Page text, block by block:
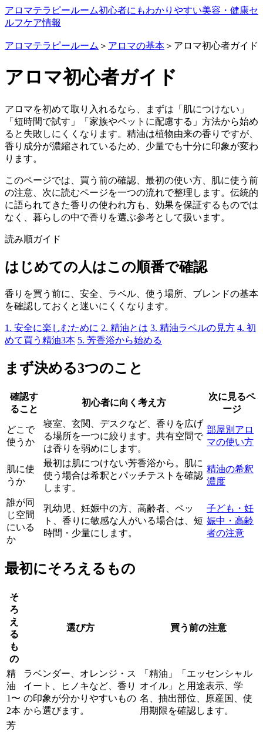
アロマテラピールーム初心者にもわかりやすい美容・健康セ
ルフケア情報
アロマテラピールーム ＞ アロマの基本 ＞アロマ初心者ガイド
アロマ初心者ガイド
アロマを初めて取り入れるなら、まずは「肌につけない」
「短時間で試す」「家族やペットに配慮する」方法から始め
ると失敗しにくくなります。精油は植物由来の香りですが、
香り成分が濃縮されているため、少量でも十分に印象が変わ
ります。
このページでは、買う前の確認、最初の使い方、肌に使う前
の注意、次に読むページを一つの流れで整理します。伝統的
に語られてきた香りの使われ方も、効果を保証するものでは
なく、暮らしの中で香りを選ぶ参考として扱います。
読み順ガイド
はじめての人はこの順番で確認
香りを買う前に、安全、ラベル、使う場所、ブレンドの基本
を確認しておくと迷いにくくなります。
1. 安全に楽しむために 2. 精油とは 3. 精油ラベルの見方 4. 初
めて買う精油3本 5. 芳香浴から始める
まず決める3つのこと
確認す
ること
初心者に向く考え方
次に見るペ
ージ
どこで
使うか
寝室、玄関、デスクなど、香りを広げ
る場所を一つに絞ります。共有空間で
は香りを弱めにします。
部屋別アロ
マの使い方
肌に使
うか
最初は肌につけない芳香浴から。肌に
使う場合は希釈とパッチテストを確認
します。
精油の希釈
濃度
誰が同
じ空間
にいる
か
乳幼児、妊娠中の方、高齢者、ペッ
ト、香りに敏感な人がいる場合は、短
時間・少量にします。
子ども・妊
娠中・高齢
者の注意
最初にそろえるもの
そ
ろ
え
る
も
の
選び方 買う前の注意
精
油
1〜
2本
ラベンダー、オレンジ・ス
イート、ヒノキなど、香り
の印象が分かりやすいもの
から選びます。
「精油」「エッセンシャル
オイル」と用途表示、学
名、抽出部位、原産国、使
用期限を確認します。
芳